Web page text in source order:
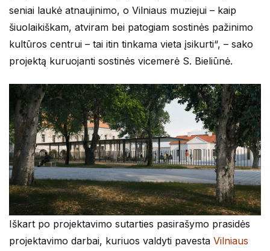
seniai laukė atnaujinimo, o Vilniaus muziejui – kaip
šiuolaikiškam, atviram bei patogiam sostinės pažinimo
kultūros centrui – tai itin tinkama vieta įsikurti“, – sako
projektą kuruojanti sostinės vicemerė S. Bieliūnė.
Iškart po projektavimo sutarties pasirašymo prasidės
projektavimo darbai, kuriuos valdyti pavesta Vilniaus